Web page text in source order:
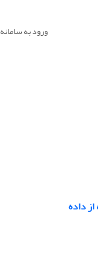
ورود به سامانه
داده